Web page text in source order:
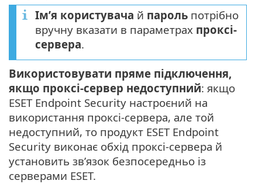
Ім’я користувача й пароль потрібно
вручну вказати в параметрах проксі-
сервера.
Використовувати пряме підключення,
якщо проксі-сервер недоступний: якщо
ESET Endpoint Security настроєний на
використання проксі-сервера, але той
недоступний, то продукт ESET Endpoint
Security виконає обхід проксі-сервера й
установить зв’язок безпосередньо із
серверами ESET.